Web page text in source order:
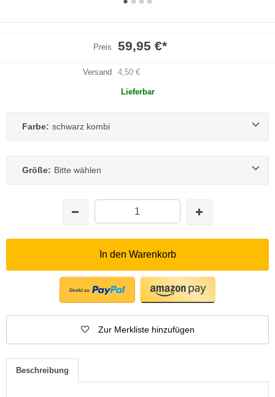
Preis 59,95 €*
Versand 4,50 €
Lieferbar
Farbe: schwarz kombi
Größe: Bitte wählen
In den Warenkorb
Zur Merkliste hinzufügen
Beschreibung